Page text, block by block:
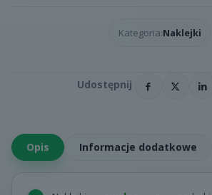
Kategoria:Naklejki
Opis Informacje dodatkowe